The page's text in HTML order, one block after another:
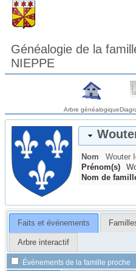
Généalogie de la
NIEPPE
Arbre généalogique
Nom Wouter
Prénom(s)
Nom de
Faits et événements
Arbre interactif
Événements de la famille proche